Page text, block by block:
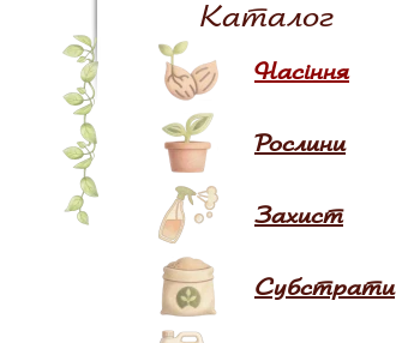
Каталог
Насіння
Рослини
Захист
Субстрати